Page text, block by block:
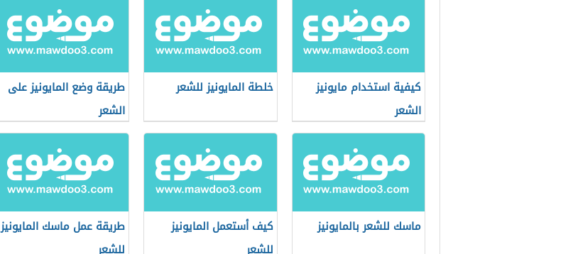
كيفية استخدام مايونيز
الشعر
خلطة المايونيز للشعر
طريقة وضع المايونيز على
الشعر
ماسك للشعر بالمايونيز
كيف أستعمل المايونيز
للشعر
طريقة عمل ماسك المايونيز
للشعر